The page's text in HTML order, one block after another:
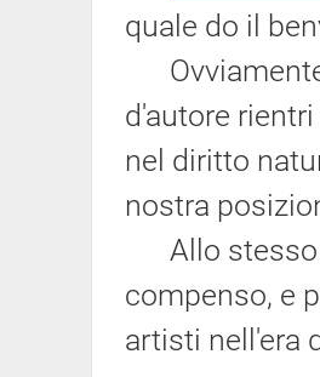
quale do il
Ovviamente
d'autore
nel diritto
nostra
Allo stesso
compenso, e
artisti nell'era